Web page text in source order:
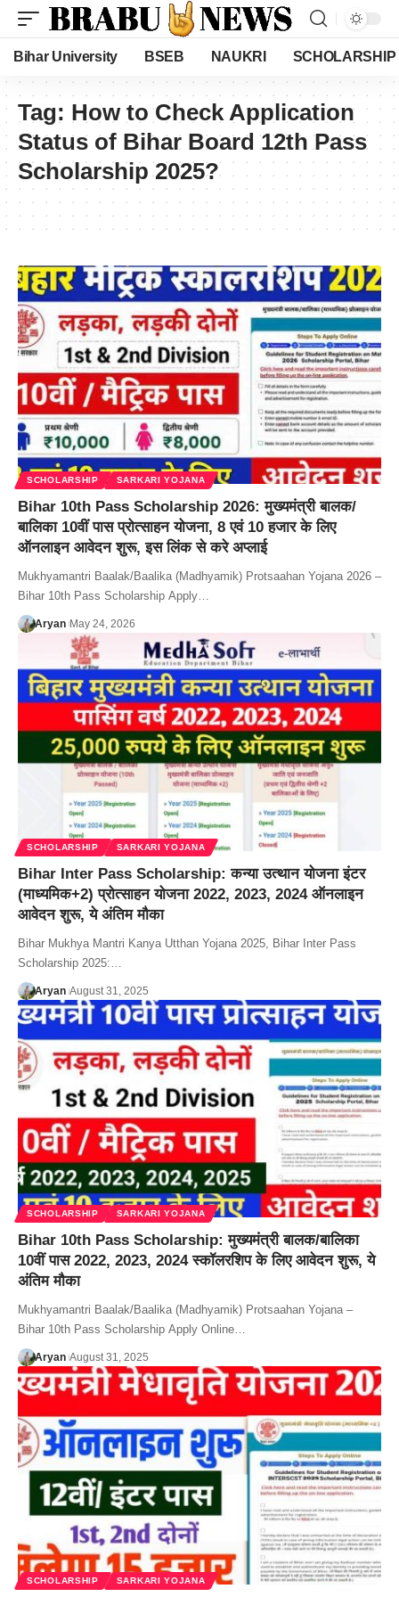
Bihar University BSEB NAUKRI SCHOLARSHIP
Tag: How to Check Application
Status of Bihar Board 12th Pass
Scholarship 2025?
SCHOLARSHIP SARKARI YOJANA
Bihar 10th Pass Scholarship 2026: मुख्यमंत्री बालक/
बालिका 10वीं पास प्रोत्साहन योजना, 8 एवं 10 हजार के लिए
ऑनलाइन आवेदन शुरू, इस लिंक से करे अप्लाई
Mukhyamantri Baalak/Baalika (Madhyamik) Protsaahan Yojana 2026 –
Bihar 10th Pass Scholarship Apply…
Aryan May 24, 2026
SCHOLARSHIP SARKARI YOJANA
Bihar Inter Pass Scholarship: कन्या उत्थान योजना इंटर
(माध्यमिक+2) प्रोत्साहन योजना 2022, 2023, 2024 ऑनलाइन
आवेदन शुरू, ये अंतिम मौका
Bihar Mukhya Mantri Kanya Utthan Yojana 2025, Bihar Inter Pass
Scholarship 2025:…
Aryan August 31, 2025
SCHOLARSHIP SARKARI YOJANA
Bihar 10th Pass Scholarship: मुख्यमंत्री बालक/बालिका
10वीं पास 2022, 2023, 2024 स्कॉलरशिप के लिए आवेदन शुरू, ये
अंतिम मौका
Mukhyamantri Baalak/Baalika (Madhyamik) Protsaahan Yojana –
Bihar 10th Pass Scholarship Apply Online…
Aryan August 31, 2025
SCHOLARSHIP SARKARI YOJANA